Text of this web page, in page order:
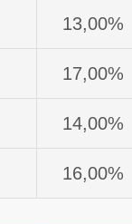
13,00%
17,00%
14,00%
16,00%